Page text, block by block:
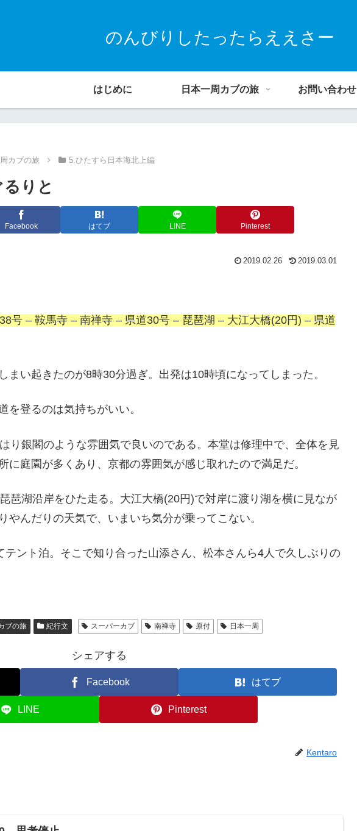
のんびりしたったらええさー
はじめに 日本一周カブの旅 お問い合わせ
カブの旅 5.ひたすら日本海北上編
りと
Facebook はてブ LINE Pinterest
2019.02.26 2019.03.01
号 – 鞍馬寺 – 南禅寺 – 県道30号 – 琵琶湖 – 大江大橋(20円) – 県道
まい起きたのが8時30分過ぎ。出発は10時頃になってしまった。
を登るのは気持ちがいい。
り銀閣のような雰囲気で良いのである。本堂は修理中で、全体を見
に庭園が多くあり、京都の雰囲気が感じ取れたので満足だ。
琶湖沿岸をひた走る。大江大橋(20円)で対岸に渡り湖を横に見なが
やんだりの天気で、いまいち気分が乗ってこない。
ント泊。そこで知り合った山添さん、松本さんら4人で久しぶりの
ブの旅 紀行文 スーパーカブ 南禅寺 原付 日本一周
シェアする
Facebook はてブ
LINE Pinterest
Kentaro